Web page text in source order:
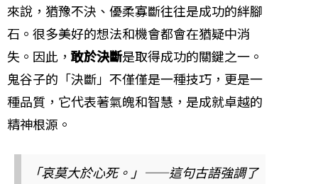
來說，猶豫不決、優柔寡斷往往是成功的絆腳
石。很多美好的想法和機會都會在猶疑中消
失。因此， 敢於決斷是取得成功的關鍵之一。
鬼谷子的「決斷」不僅僅是一種技巧，更是一
種品質，它代表著氣魄和智慧，是成就卓越的
精神根源。
「哀莫大於心死。」——這句古語強調了